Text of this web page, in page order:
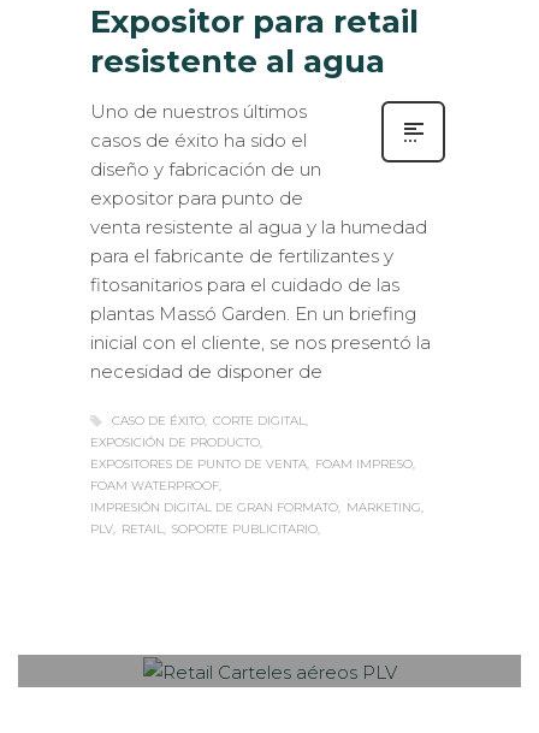
Expositor para retail
resistente al agua
Uno de nuestros últimos
casos de éxito ha sido el
diseño y fabricación de un
expositor para punto de
venta resistente al agua y la humedad
para el fabricante de fertilizantes y
fitosanitarios para el cuidado de las
plantas Massó Garden. En un briefing
inicial con el cliente, se nos presentó la
necesidad de disponer de
CASO DE ÉXITO CORTE DIGITAL
EXPOSICIÓN DE PRODUCTO
EXPOSITORES DE PUNTO DE VENTA
FOAM IMPRESO
FOAM WATERPROOF
IMPRESIÓN DIGITAL DE GRAN FORMATO
MARKETING
PLV
RETAIL SOPORTE PUBLICITARIO